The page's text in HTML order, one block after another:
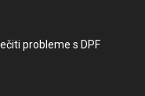
probleme s DPF